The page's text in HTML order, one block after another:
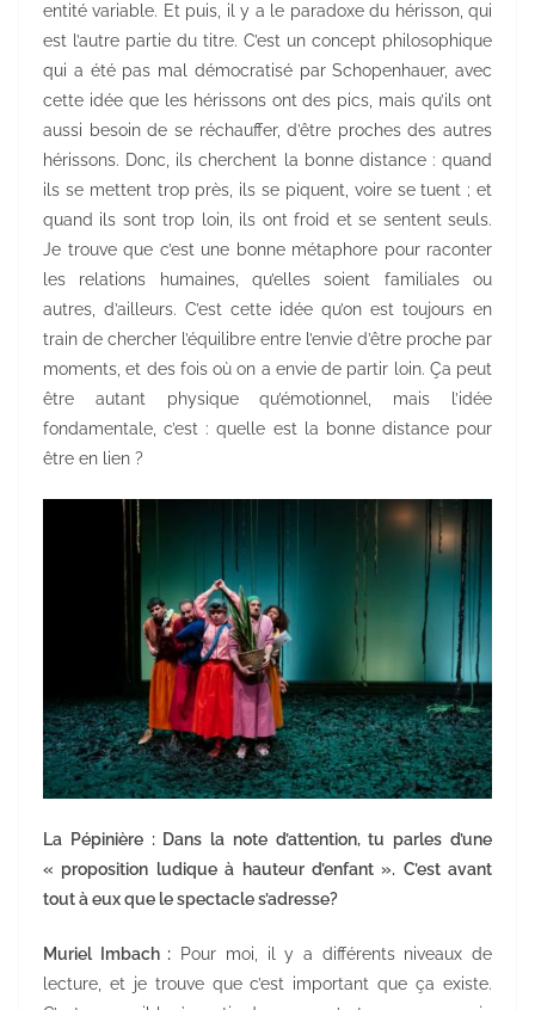
entité variable. Et puis, il y a le paradoxe du hérisson, qui
est l’autre partie du titre. C’est un concept philosophique
qui a été pas mal démocratisé par Schopenhauer, avec
cette idée que les hérissons ont des pics, mais qu’ils ont
aussi besoin de se réchauffer, d’être proches des autres
hérissons. Donc, ils cherchent la bonne distance : quand
ils se mettent trop près, ils se piquent, voire se tuent ; et
quand ils sont trop loin, ils ont froid et se sentent seuls.
Je trouve que c’est une bonne métaphore pour raconter
les relations humaines, qu’elles soient familiales ou
autres, d’ailleurs. C’est cette idée qu’on est toujours en
train de chercher l’équilibre entre l’envie d’être proche par
moments, et des fois où on a envie de partir loin. Ça peut
être autant physique qu’émotionnel, mais l’idée
fondamentale, c’est : quelle est la bonne distance pour
être en lien ?
La Pépinière : Dans la note d’attention, tu parles d’une
« proposition ludique à hauteur d’enfant ». C’est avant
tout à eux que le spectacle s’adresse?
Muriel Imbach : Pour moi, il y a différents niveaux de
lecture, et je trouve que c’est important que ça existe.